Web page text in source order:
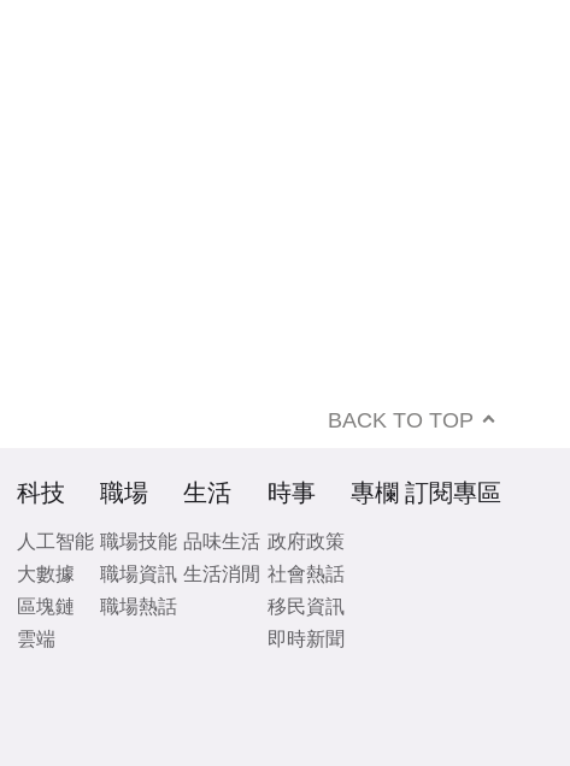
BACK TO TOP
科技
人工智能
大數據
區塊鏈
雲端
職場
職場技能
職場資訊
職場熱話
生活
品味生活
生活消閒
時事
政府政策
社會熱話
移民資訊
即時新聞
專欄 訂閱專區